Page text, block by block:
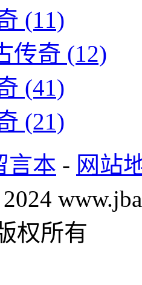
(11)
传奇 (12)
(41)
(21)
言本 - 网站
权所有